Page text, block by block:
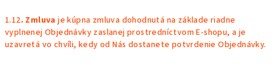
1.12. Zmluva je kúpna zmluva dohodnutá na základe riadne
vyplnenej Objednávky zaslanej prostredníctvom E-shopu, a je
uzavretá vo chvíli, kedy od Nás dostanete potvrdenie Objednávky.